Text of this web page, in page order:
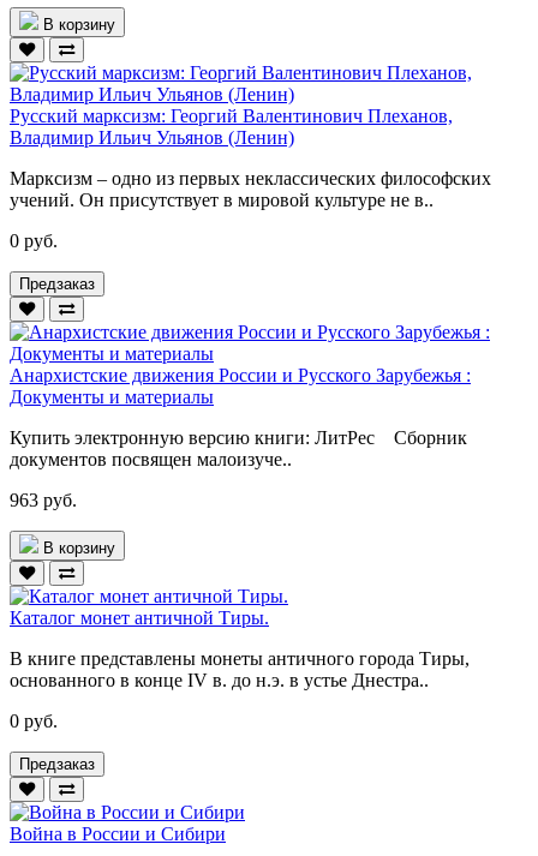
В корзину
Русский марксизм: Георгий Валентинович Плеханов,
Владимир Ильич Ульянов (Ленин)
Марксизм – одно из первых неклассических философских
учений. Он присутствует в мировой культуре не в..
0 руб.
Предзаказ
Анархистские движения России и Русского Зарубежья :
Документы и материалы
Купить электронную версию книги: ЛитРес Сборник
документов посвящен малоизуче..
963 руб.
В корзину
Каталог монет античной Тиры.
В книге представлены монеты античного города Тиры,
основанного в конце IV в. до н.э. в устье Днестра..
0 руб.
Предзаказ
Война в России и Сибири